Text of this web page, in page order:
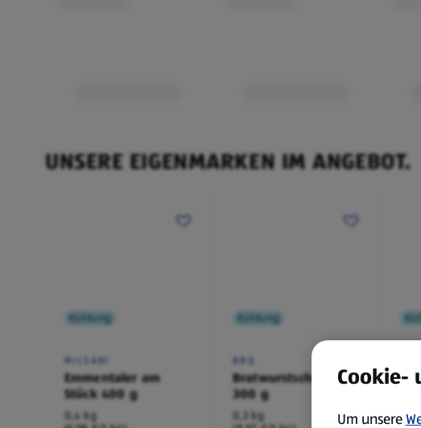
UNSERE EIGENMARKEN IM ANGEBOT.
Kühlung
MILSANI
Emmentaler am
Stück 400 g
0,4 kg
Kühlung
BBQ
Bratwurstschnecke
300 g
0,3 kg
Cookie-
Um unsere